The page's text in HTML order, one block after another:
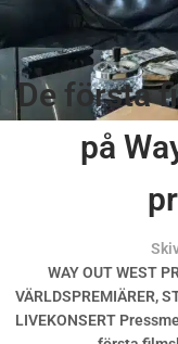
De första
på
WAY OUT WEST
VÄRLDSPREMIÄRER,
LIVEKONSERT